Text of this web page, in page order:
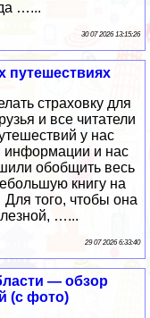
…...
30 07 2026 13:15:26
путешествиях
страховку для
и все читатели
у нас
информации и нас
обобщить весь
книгу на
того, чтобы она
…...
29 07 2026 6:33:40
— обзор
(с фото)